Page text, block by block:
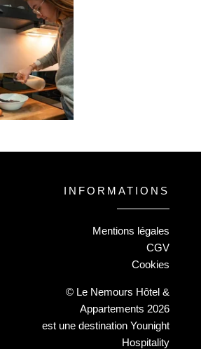
INFORMATIONS
Mentions légales
CGV
Cookies
© Le Nemours Hôtel &
Appartements 2026
est une destination Younight
Hospitality